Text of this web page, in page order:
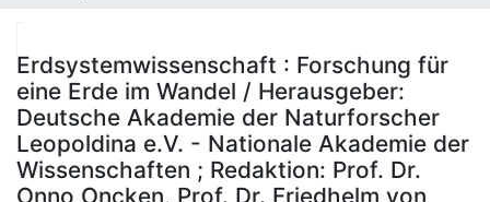
Statistiken
Erdsystemwissenschaft : Forschung für
eine Erde im Wandel / Herausgeber:
Deutsche Akademie der Naturforscher
Leopoldina e.V. - Nationale Akademie der
Wissenschaften ; Redaktion: Prof. Dr.
Onno Oncken, Prof. Dr. Friedhelm von